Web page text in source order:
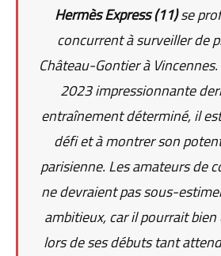
Hermès Express (11)se
concurrent à surveiller de
Château-Gontier à
2023 impressionnante
entraînement déterminé, il
défi et à montrer son
parisienne. Les amateurs de
ne devraient pas sous-
ambitieux, car il pourrait
lors de ses débuts tant